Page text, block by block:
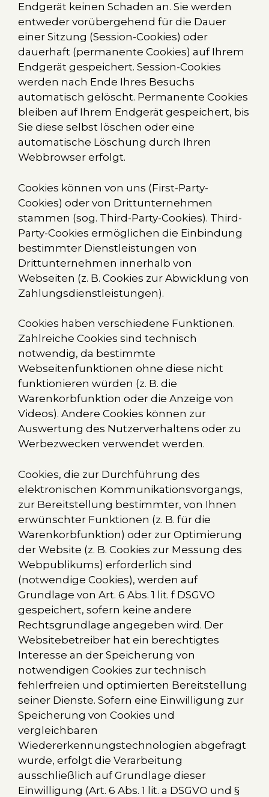
Endgerät keinen Schaden an. Sie werden
entweder vorübergehend für die Dauer
einer Sitzung (Session-Cookies) oder
dauerhaft (permanente Cookies) auf Ihrem
Endgerät gespeichert. Session-Cookies
werden nach Ende Ihres Besuchs
automatisch gelöscht. Permanente Cookies
bleiben auf Ihrem Endgerät gespeichert, bis
Sie diese selbst löschen oder eine
automatische Löschung durch Ihren
Webbrowser erfolgt.
Cookies können von uns (First-Party-
Cookies) oder von Drittunternehmen
stammen (sog. Third-Party-Cookies). Third-
Party-Cookies ermöglichen die Einbindung
bestimmter Dienstleistungen von
Drittunternehmen innerhalb von
Webseiten (z. B. Cookies zur Abwicklung von
Zahlungsdienstleistungen).
Cookies haben verschiedene Funktionen.
Zahlreiche Cookies sind technisch
notwendig, da bestimmte
Webseitenfunktionen ohne diese nicht
funktionieren würden (z. B. die
Warenkorbfunktion oder die Anzeige von
Videos). Andere Cookies können zur
Auswertung des Nutzerverhaltens oder zu
Werbezwecken verwendet werden.
Cookies, die zur Durchführung des
elektronischen Kommunikationsvorgangs,
zur Bereitstellung bestimmter, von Ihnen
erwünschter Funktionen (z. B. für die
Warenkorbfunktion) oder zur Optimierung
der Website (z. B. Cookies zur Messung des
Webpublikums) erforderlich sind
(notwendige Cookies), werden auf
Grundlage von Art. 6 Abs. 1 lit. f DSGVO
gespeichert, sofern keine andere
Rechtsgrundlage angegeben wird. Der
Websitebetreiber hat ein berechtigtes
Interesse an der Speicherung von
notwendigen Cookies zur technisch
fehlerfreien und optimierten Bereitstellung
seiner Dienste. Sofern eine Einwilligung zur
Speicherung von Cookies und
vergleichbaren
Wiedererkennungstechnologien abgefragt
wurde, erfolgt die Verarbeitung
ausschließlich auf Grundlage dieser
Einwilligung (Art. 6 Abs. 1 lit. a DSGVO und §